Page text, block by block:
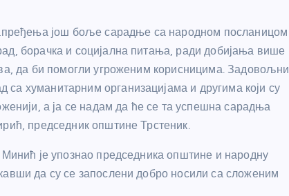
још боље сарадње са народном посланицом
борачка и социјална питања, ради добијања више
да би помогли угроженим корисницима. Задовољни
хуманитарним организацијама и другима који су
а ја се надам да ће се та успешна сарадња
председник општине Трстеник.
је упознао председника општине и народну
да су се запослени добро носили са сложеним